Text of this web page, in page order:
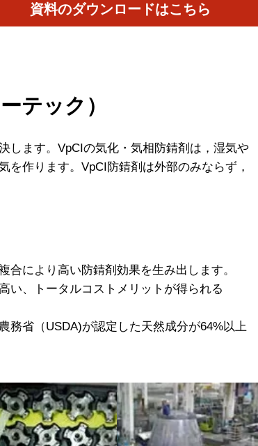
資料のダウンロードはこちら
テック）
します。VpCIの気化・気相防錆剤は，湿気や
作ります。VpCI防錆剤は外部のみならず，
により高い防錆剤効果を生み出します。
い、トータルコストメリットが得られる
務省（USDA)が認定した天然成分が64%以上